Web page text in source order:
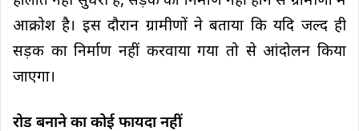
आक्रोश है। इस दौरान ग्रामीणों ने बताया कि यदि जल्द ही
सड़क का निर्माण नहीं करवाया गया तो से आंदोलन किया
जाएगा।
रोड बनाने का कोई फायदा नहीं